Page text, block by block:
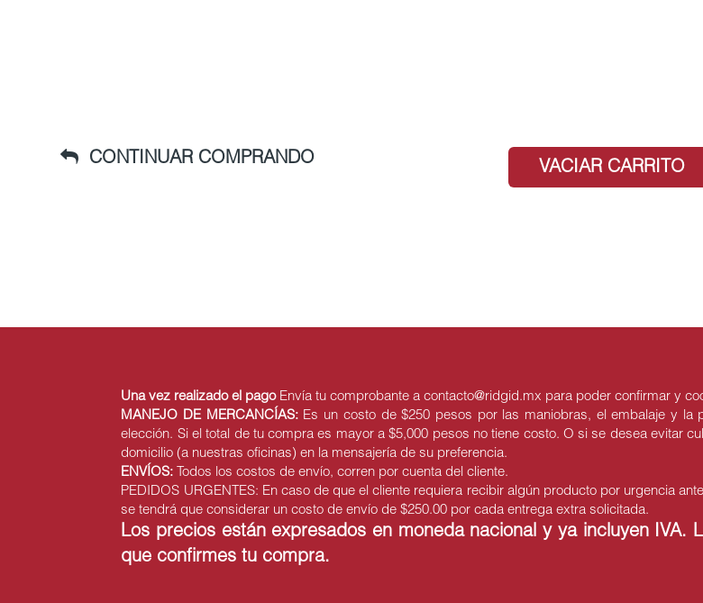
CONTINUAR COMPRANDO VACIAR CARRITO
Una vez realizado el pagoEnvía tu comprobante a contacto@ridgid.mx para poder confirmar y
MANEJO DE MERCANCÍAS:Es un costo de $250 pesos por las maniobras, el embalaje y la
elección. Si el total de tu compra es mayor a $5,000 pesos no tiene costo. O si se desea evitar
domicilio (a nuestras oficinas) en la mensajería de su preferencia.
ENVÍOS: Todos los costos de envío, corren por cuenta del cliente.
PEDIDOS URGENTES: En caso de que el cliente requiera recibir algún producto por urgencia
se tendrá que considerar un costo de envío de $250.00 por cada entrega extra solicitada.
Los precios están expresados en moneda nacional y ya incluyen IVA.
que confirmes tu compra.